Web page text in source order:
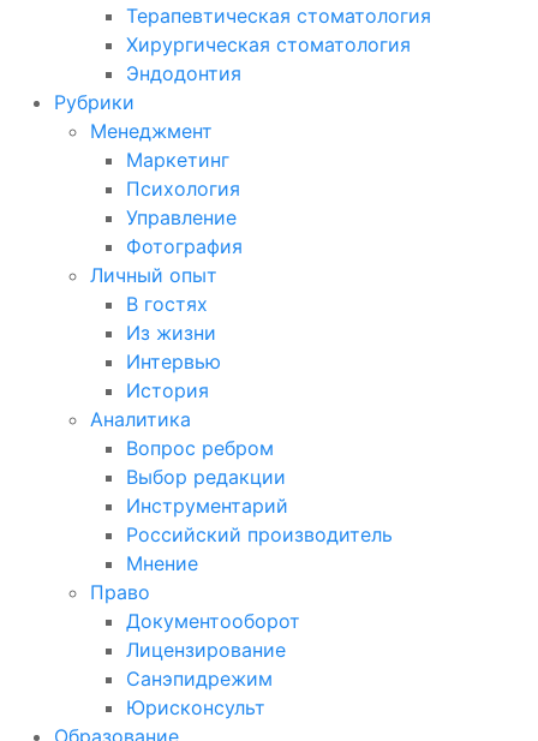
Терапевтическая стоматология
Хирургическая стоматология
Эндодонтия
Рубрики
Менеджмент
Маркетинг
Психология
Управление
Фотография
Личный опыт
В гостях
Из жизни
Интервью
История
Аналитика
Вопрос ребром
Выбор редакции
Инструментарий
Российский производитель
Мнение
Право
Документооборот
Лицензирование
Санэпидрежим
Юрисконсульт
Образование